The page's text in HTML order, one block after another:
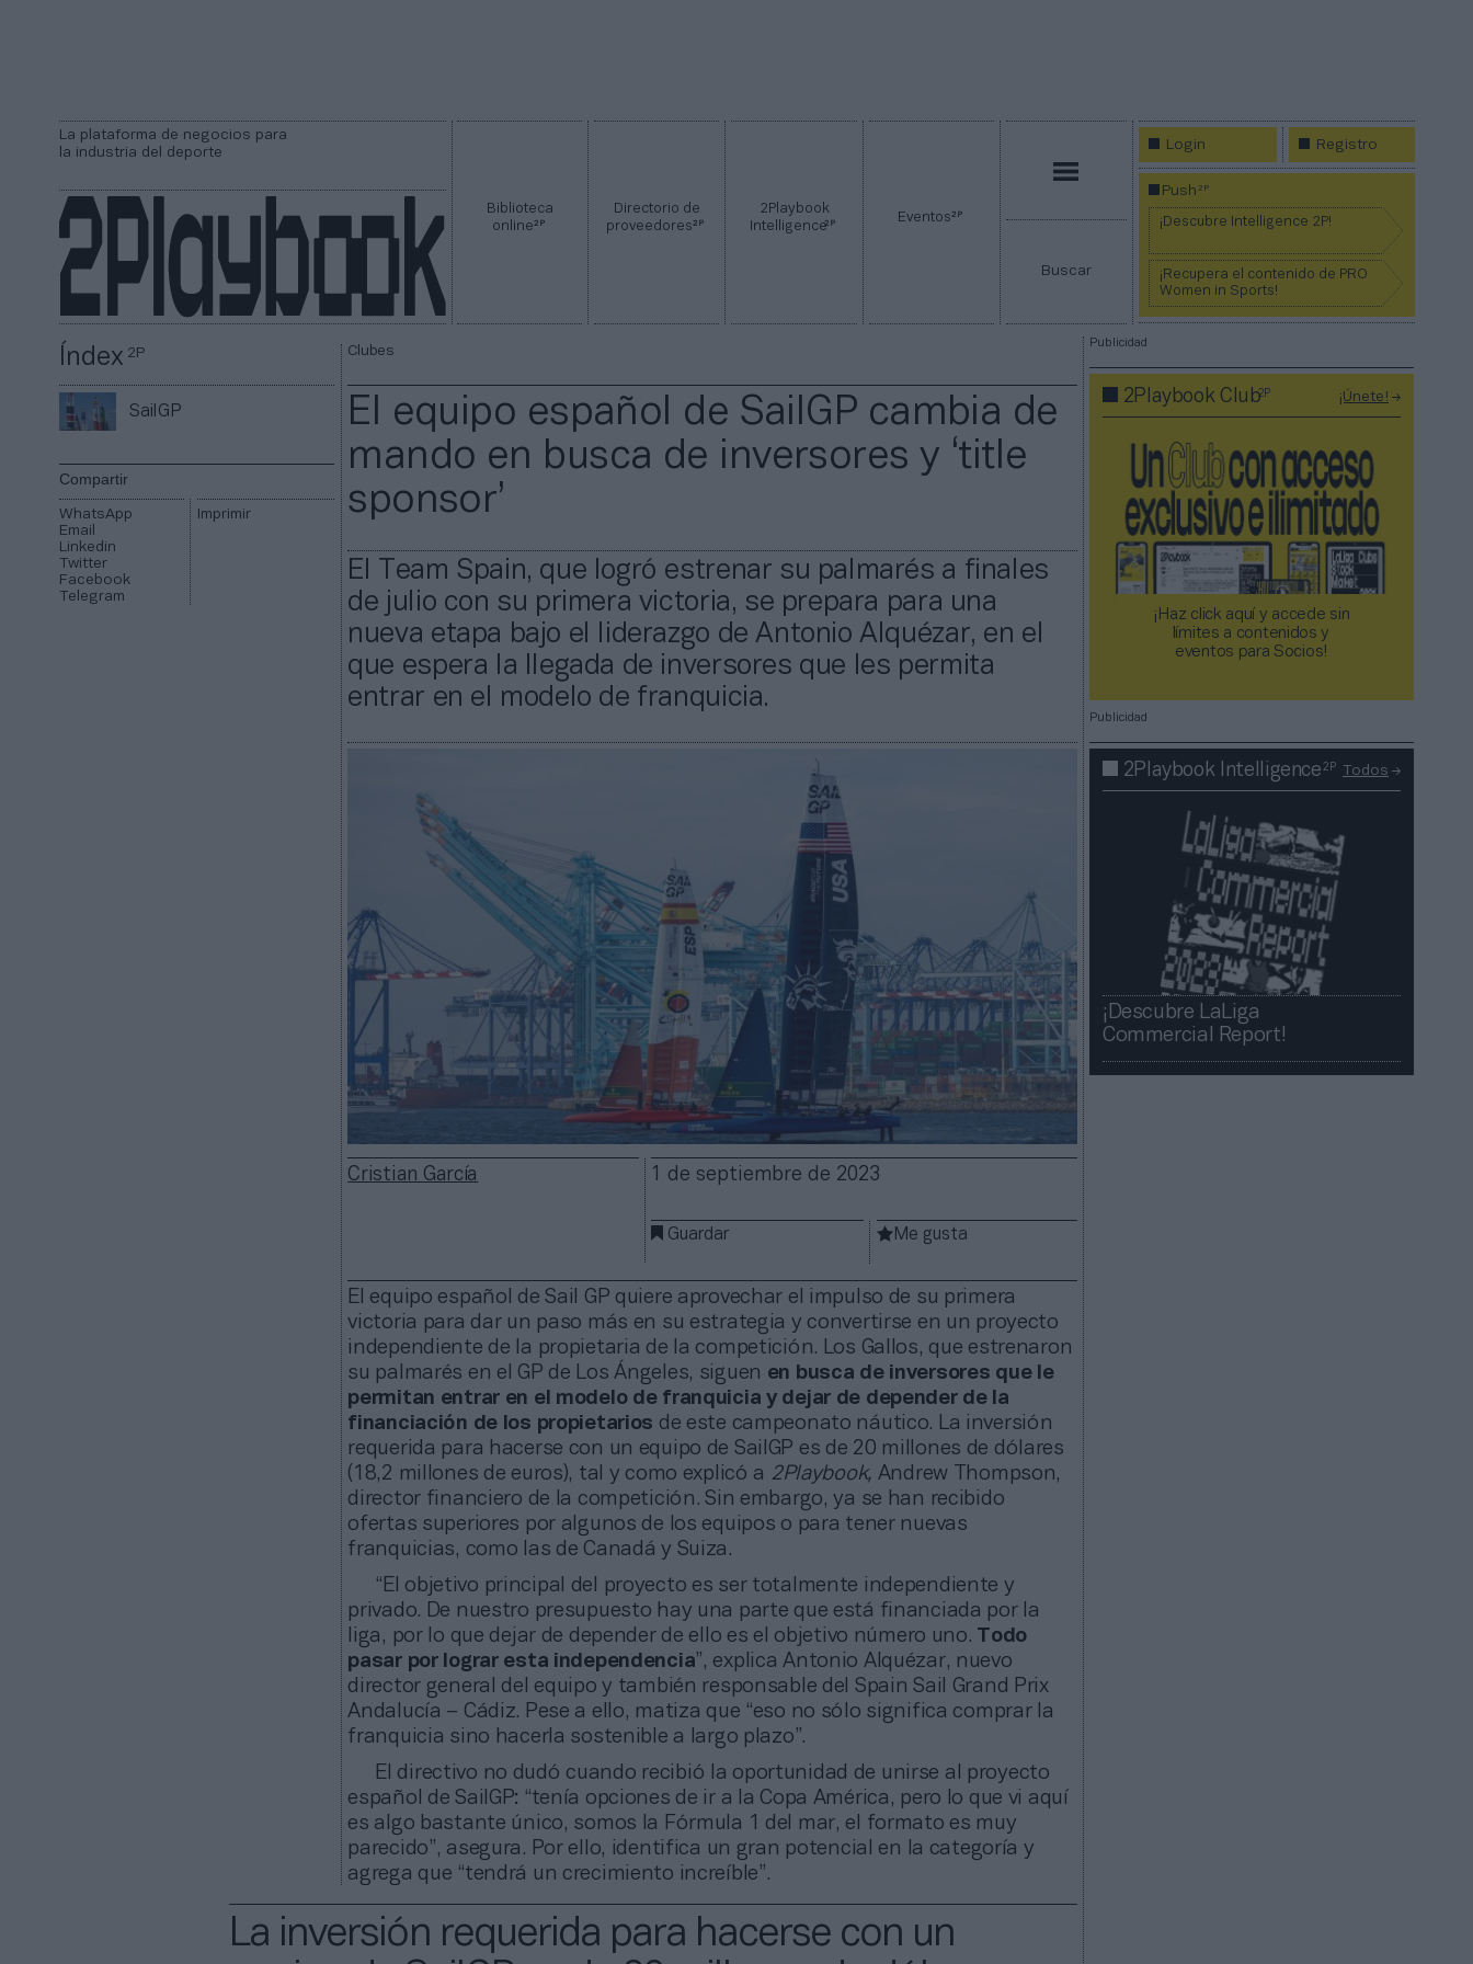
La plataforma de negocios para
la industria del deporte
Biblioteca
online2P
Directorio de
proveedores2P
2Playbook
Intelligence2P Eventos2P
Buscar
Login Registro
Push2P
¡Descubre Intelligence 2P!
¡Recupera el contenido de PRO
Women in Sports!
Índex2P
SailGP
Compartir
WhatsApp
Email
Linkedin
Twitter
Facebook
Telegram
Imprimir
Clubes
El equipo español de SailGP cambia de
mando en busca de inversores y ‘title
sponsor’
El Team Spain, que logró estrenar su palmarés a finales
de julio con su primera victoria, se prepara para una
nueva etapa bajo el liderazgo de Antonio Alquézar, en el
que espera la llegada de inversores que les permita
entrar en el modelo de franquicia.
Cristian García 1 de septiembre de 2023
Guardar Me gusta
El equipo español de Sail GP quiere aprovechar el impulso de su primera
victoria para dar un paso más en su estrategia y convertirse en un proyecto
independiente de la propietaria de la competición. Los Gallos, que estrenaron
su palmarés en el GP de Los Ángeles, siguen en busca de inversores que le
permitan entrar en el modelo de franquicia y dejar de depender de la
financiación de los propietarios de este campeonato náutico. La inversión
requerida para hacerse con un equipo de SailGP es de 20 millones de dólares
(18,2 millones de euros), tal y como explicó a 2Playbook, Andrew Thompson,
director financiero de la competición. Sin embargo, ya se han recibido
ofertas superiores por algunos de los equipos o para tener nuevas
franquicias, como las de Canadá y Suiza.
“El objetivo principal del proyecto es ser totalmente independiente y
privado. De nuestro presupuesto hay una parte que está financiada por la
liga, por lo que dejar de depender de ello es el objetivo número uno. Todo
pasar por lograr esta independencia”, explica Antonio Alquézar, nuevo
director general del equipo y también responsable del Spain Sail Grand Prix
Andalucía – Cádiz. Pese a ello, matiza que “eso no sólo significa comprar la
franquicia sino hacerla sostenible a largo plazo”.
El directivo no dudó cuando recibió la oportunidad de unirse al proyecto
español de SailGP: “tenía opciones de ir a la Copa América, pero lo que vi aquí
es algo bastante único, somos la Fórmula 1 del mar, el formato es muy
parecido”, asegura. Por ello, identifica un gran potencial en la categoría y
agrega que “tendrá un crecimiento increíble”.
La inversión requerida para hacerse con un
Publicidad
2Playbook Club2P ¡Únete!
¡Haz click aquí y accede sin
límites a contenidos y
eventos para Socios!​​​​​​​
Publicidad
2Playbook Intelligence2P Todos
¡Descubre LaLiga
Commercial Report!​​